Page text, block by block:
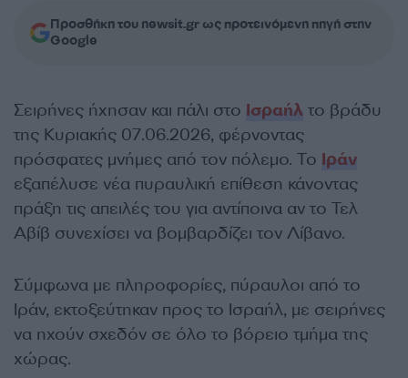
Προσθήκη του newsit.gr ως προτεινόμενη πηγή στην
Google
Σειρήνες ήχησαν και πάλι στο Ισραήλ το βράδυ
της Κυριακής 07.06.2026, φέρνοντας
πρόσφατες μνήμες από τον πόλεμο. Το Ιράν
εξαπέλυσε νέα πυραυλική επίθεση κάνοντας
πράξη τις απειλές του για αντίποινα αν το Τελ
Αβίβ συνεχίσει να βομβαρδίζει τον Λίβανο.
Σύμφωνα με πληροφορίες, πύραυλοι από το
Ιράν, εκτοξεύτηκαν προς το Ισραήλ, με σειρήνες
να ηχούν σχεδόν σε όλο το βόρειο τμήμα της
χώρας.